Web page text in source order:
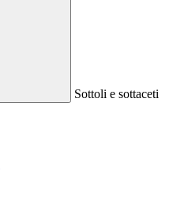
Sottoli e sottaceti